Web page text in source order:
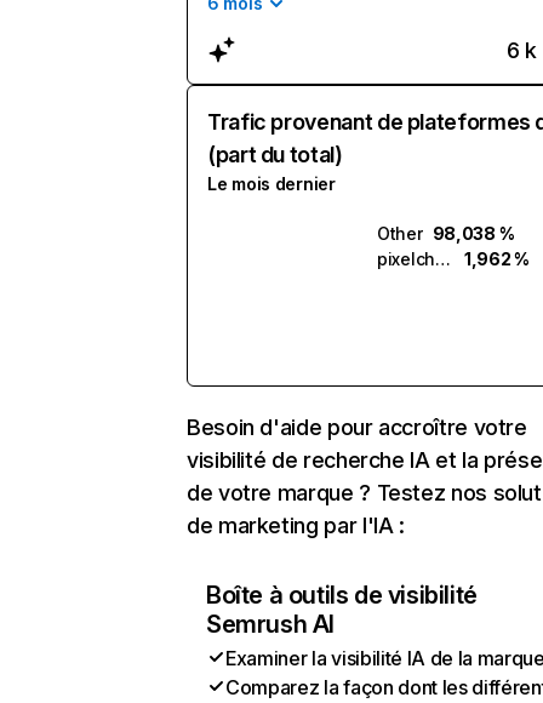
6 k
Trafic provenant de plateformes
(part du total)
Le mois dernier
Other 98,038 %
pixelchat.ai
1,962 %
Besoin d'aide pour accroître votre
visibilité de recherche IA et la
de votre marque ? Testez nos
de marketing par l'IA :
Boîte à outils de visibilité
Semrush AI
Examiner la visibilité IA de la
Comparez la façon dont les